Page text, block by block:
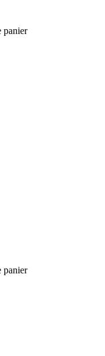
panier
panier